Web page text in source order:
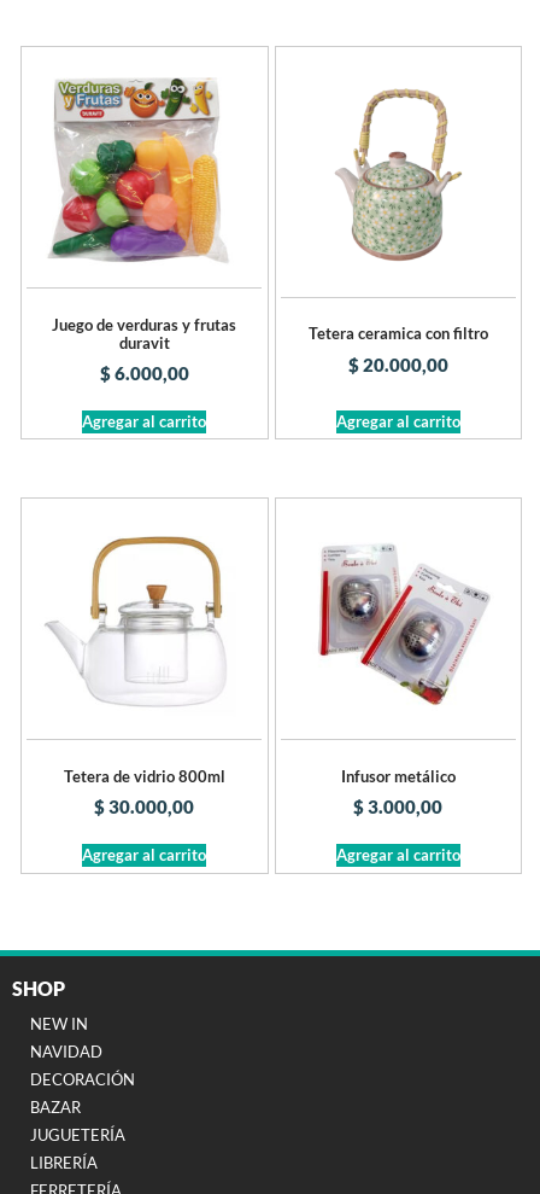
Juego de verduras y frutas
duravit
$6.000,00
Agregar al carrito
Tetera ceramica con filtro
$20.000,00
Agregar al carrito
Tetera de vidrio 800ml
$30.000,00
Agregar al carrito
Infusor metálico
$3.000,00
Agregar al carrito
SHOP
NEW IN
NAVIDAD
DECORACIÓN
BAZAR
JUGUETERÍA
LIBRERÍA